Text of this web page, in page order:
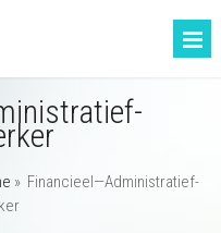
» Financieel—Administratief-